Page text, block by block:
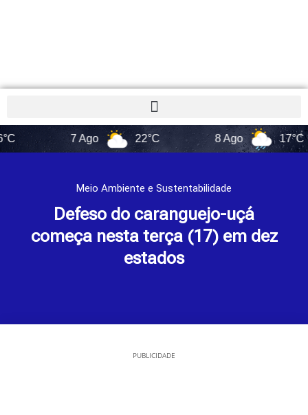
7 Ago 22°C 8 Ago 17°C
Meio Ambiente e Sustentabilidade
Defeso do caranguejo-uçá
começa nesta terça (17) em dez
estados
PUBLICIDADE